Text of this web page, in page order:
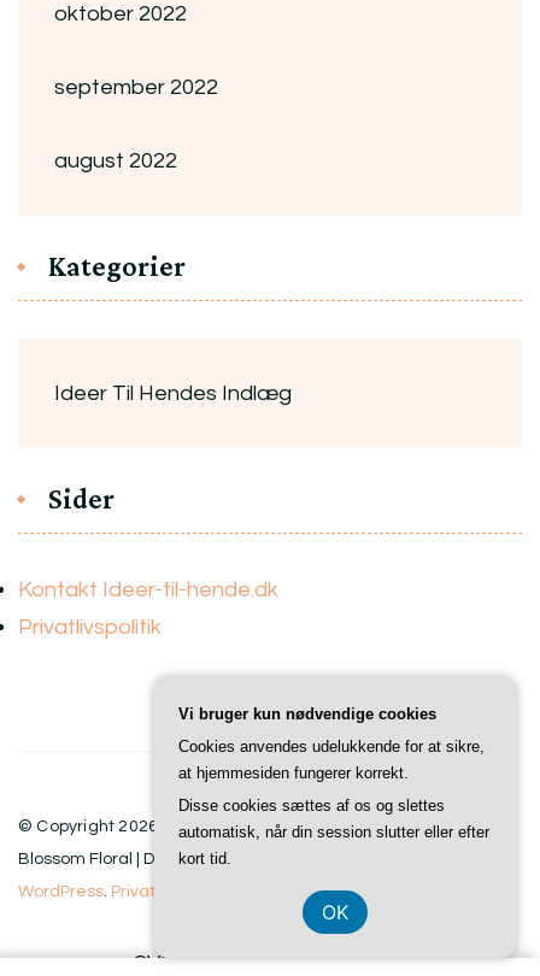
oktober 2022
september 2022
august 2022
Kategorier
Ideer Til Hendes Indlæg
Sider
Kontakt Ideer-til-hende.dk
Privatlivspolitik
© Copyright 2026 Ideer Til Hende. All Rights Reserved.
Blossom Floral | Developed By
WordPress Privatlivspolitik
CVR-Nummer DK-37407739
Vi bruger kun nødvendige cookies
Cookies anvendes udelukkende for at sikre,
at hjemmesiden fungerer korrekt.
Disse cookies sættes af os og slettes
automatisk, når din session slutter eller efter
kort tid.
OK